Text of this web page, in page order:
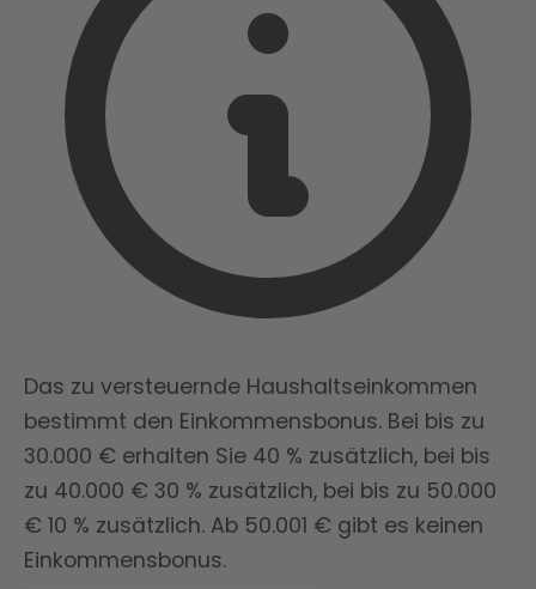
Das zu versteuernde Haushaltseinkommen
bestimmt den Einkommensbonus. Bei bis zu
30.000 € erhalten Sie 40 % zusätzlich, bei bis
zu 40.000 € 30 % zusätzlich, bei bis zu 50.000
€ 10 % zusätzlich. Ab 50.001 € gibt es keinen
Einkommensbonus.